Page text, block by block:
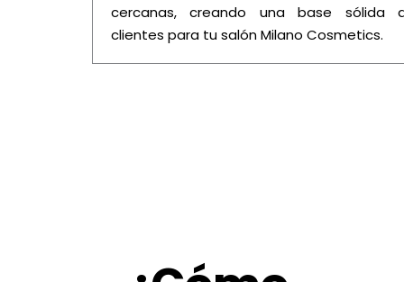
cercanas, creando una base sólida
clientes para tu salón Milano Cosmetics.